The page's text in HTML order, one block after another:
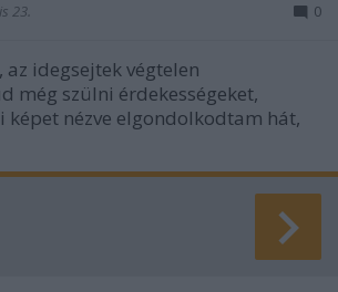
23. 0
idegsejtek végtelen
még szülni érdekességeket,
képet nézve elgondolkodtam hát,